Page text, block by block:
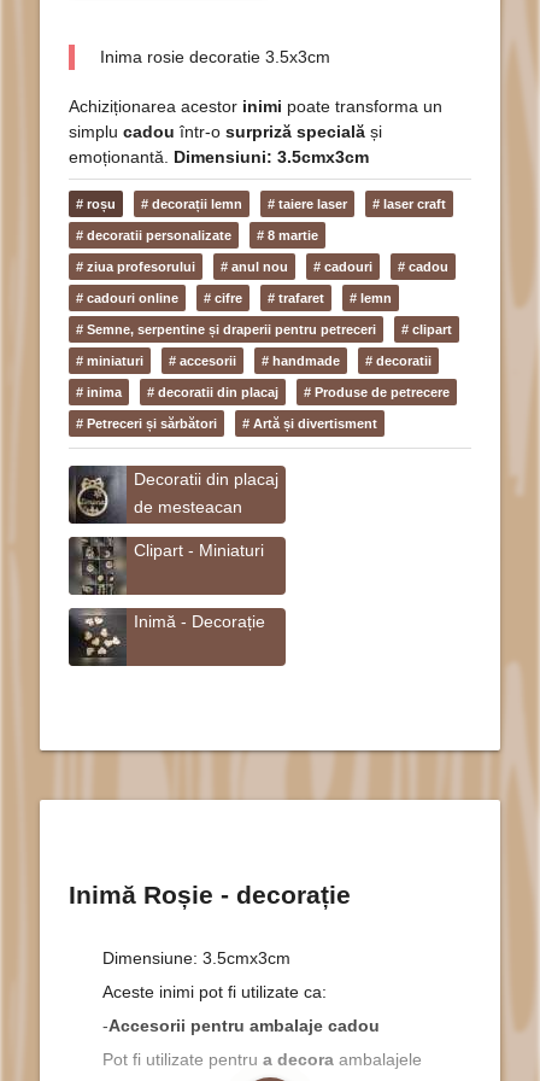
Inima rosie decoratie 3.5x3cm
Achiziționarea acestor inimi poate transforma un
simplu cadou într-o surpriză specialăși
emoționantă. Dimensiuni: 3.5cmx3cm
# roșu # decorații lemn # taiere laser # laser craft
# decoratii personalizate # 8 martie
# ziua profesorului # anul nou # cadouri # cadou
# cadouri online # cifre # trafaret # lemn
# Semne, serpentine și draperii pentru petreceri # clipart
# miniaturi # accesorii # handmade # decoratii
# inima # decoratii din placaj # Produse de petrecere
# Petreceri și sărbători # Artă și divertisment
Decoratii din placaj
de mesteacan
Clipart - Miniaturi
Inimă - Decorație
Inimă Roșie - decorație
Dimensiune: 3.5cmx3cm
Aceste inimi pot fi utilizate ca:
-Accesorii pentru ambalaje cadou
Pot fi utilizate pentru a decoraambalajele